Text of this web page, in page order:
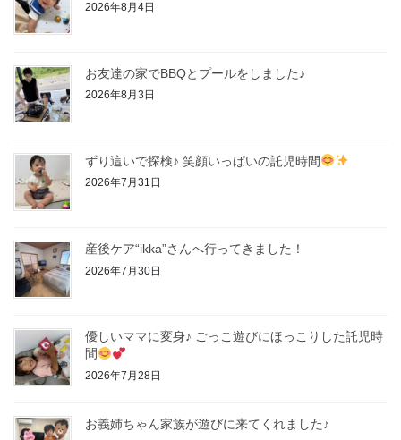
2026年8月4日
お友達の家でBBQとプールをしました♪
2026年8月3日
ずり這いで探検♪ 笑顔いっぱいの託児時間
2026年7月31日
産後ケア“ikka”さんへ行ってきました！
2026年7月30日
優しいママに変身♪ ごっこ遊びにほっこりした託児時
間
2026年7月28日
お義姉ちゃん家族が遊びに来てくれました♪